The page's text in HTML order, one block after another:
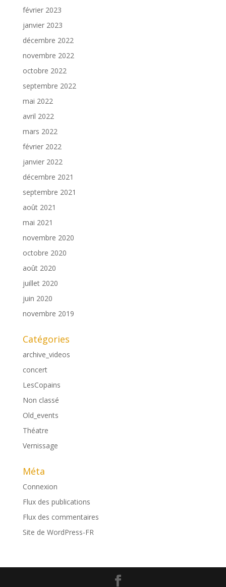
février 2023
janvier 2023
décembre 2022
novembre 2022
octobre 2022
septembre 2022
mai 2022
avril 2022
mars 2022
février 2022
janvier 2022
décembre 2021
septembre 2021
août 2021
mai 2021
novembre 2020
octobre 2020
août 2020
juillet 2020
juin 2020
novembre 2019
Catégories
archive_videos
concert
LesCopains
Non classé
Old_events
Théatre
Vernissage
Méta
Connexion
Flux des publications
Flux des commentaires
Site de WordPress-FR